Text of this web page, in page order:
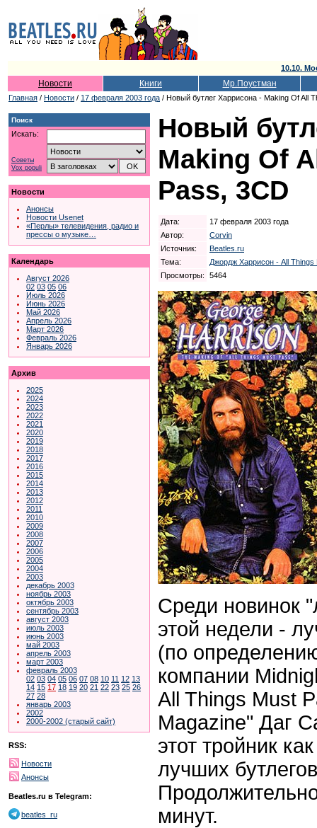
10.10.
Новости Книги Мр.Поустман
Главная / Новости / 17 февраля 2003 года / Новый бутлег Харрисона - Making Of All
Поиск
Искать:
Советы
Vox populi
Новости
Анонсы
Новости Usenet
«Перлы» телевидения, радио и
прессы о музыке…
Календарь
Август 2026
02 03 05 06
Июль 2026
Июнь 2026
Май 2026
Апрель 2026
Март 2026
Февраль 2026
Январь 2026
Архив
2025
2024
2023
2022
2021
2020
2019
2018
2017
2016
2015
2014
2013
2012
2011
2010
2009
2008
2007
2006
2005
2004
2003
декабрь 2003
ноябрь 2003
октябрь 2003
сентябрь 2003
август 2003
июль 2003
июнь 2003
май 2003
апрель 2003
март 2003
февраль 2003
02 03 04 05 06 07 08 10 11 12 13
14 15 17 18 19 20 21 22 23 25 26
27 28
январь 2003
2002
2000-2002 (старый сайт)
RSS:
Новости
Анонсы
Beatles.ru в Telegram:
beatles_ru
Новый
Making Of
Pass, 3CD
Дата:
17 февраля 2003 года
Автор:
Corvin
Источник:
Beatles.ru
Тема:
Джордж Харрисон - All
Просмотры:
5464
Среди новинок
этой недели -
(по
компании
All Things Must
Magazine" Даг
этот тройник
лучших
минут.